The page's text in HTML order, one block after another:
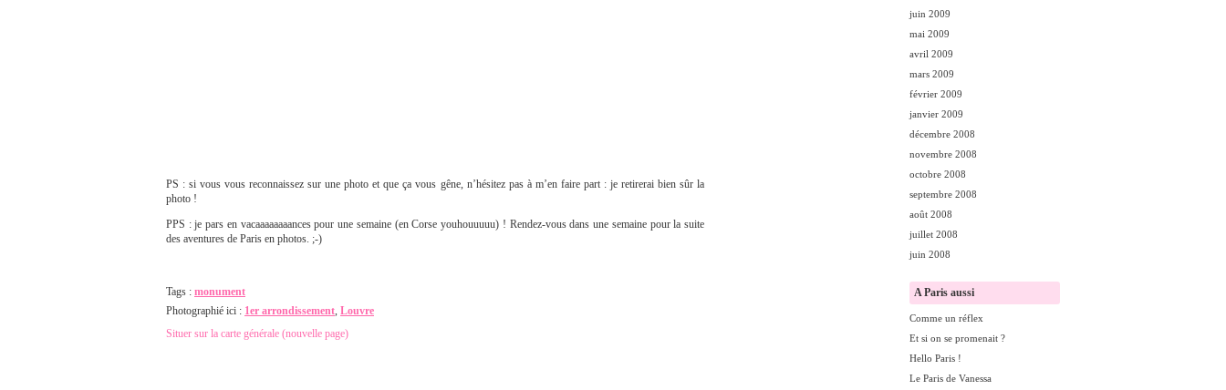
PS : si vous vous reconnaissez sur une photo et que ça vous gêne, n’hésitez pas à m’en faire part : je retirerai bien sûr la
photo !
PPS : je pars en vacaaaaaaaances pour une semaine (en Corse youhouuuuu) ! Rendez-vous dans une semaine pour la suite
des aventures de Paris en photos. ;-)
Tags : monument
Photographié ici : 1er arrondissement, Louvre
Situer sur la carte générale (nouvelle page)
juin 2009
mai 2009
avril 2009
mars 2009
février 2009
janvier 2009
décembre 2008
novembre 2008
octobre 2008
septembre 2008
août 2008
juillet 2008
juin 2008
A Paris aussi
Comme un réflex
Et si on se promenait ?
Hello Paris !
Le Paris de Vanessa